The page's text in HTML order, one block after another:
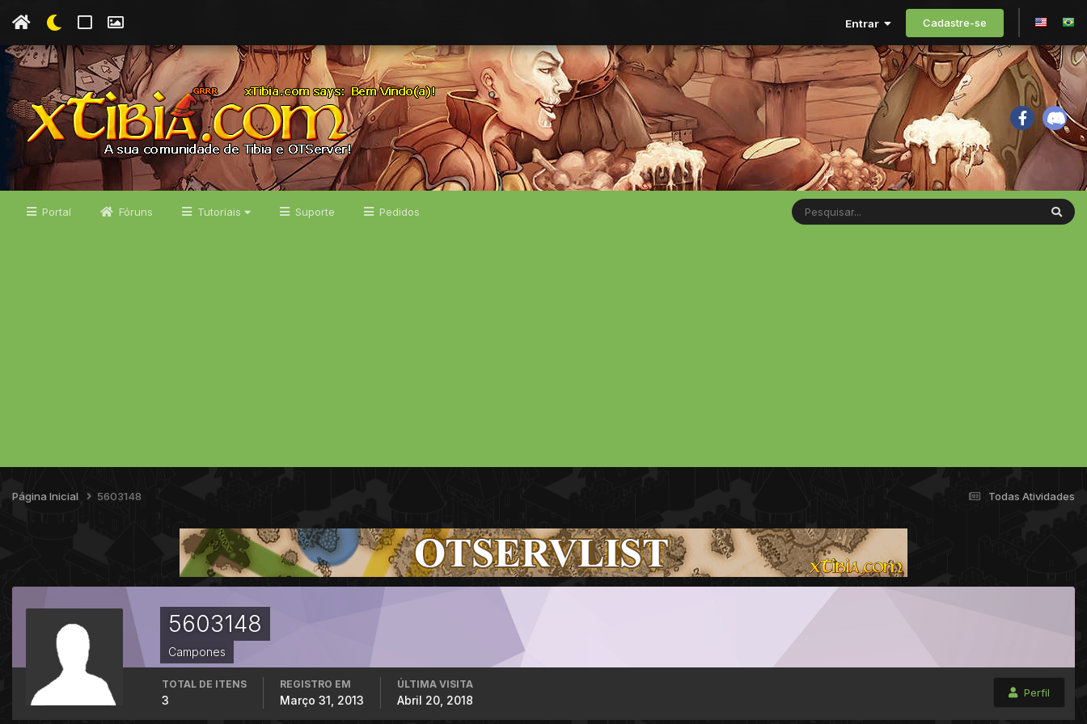
Entrar Cadastre-se
Portal Fóruns Tutoriais Suporte Pedidos
Todas Atividades
Página Inicial 5603148
5603148
Campones
Perfil
TOTAL DE ITENS
3
REGISTRO EM
Março 31, 2013
ÚLTIMA VISITA
Abril 20, 2018